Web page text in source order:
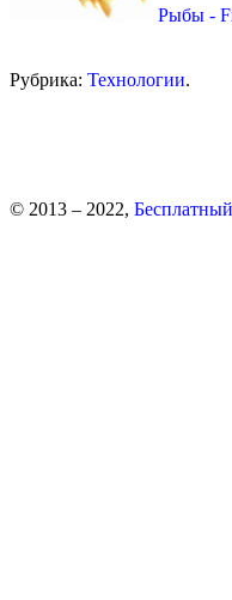
Рыбы -
Рубрика: Технологии.
© 2013 – 2022,